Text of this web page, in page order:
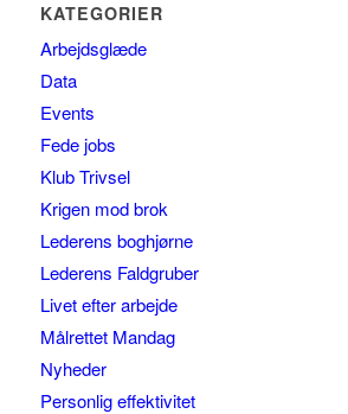
KATEGORIER
Arbejdsglæde
Data
Events
Fede jobs
Klub Trivsel
Krigen mod brok
Lederens boghjørne
Lederens Faldgruber
Livet efter arbejde
Målrettet Mandag
Nyheder
Personlig effektivitet